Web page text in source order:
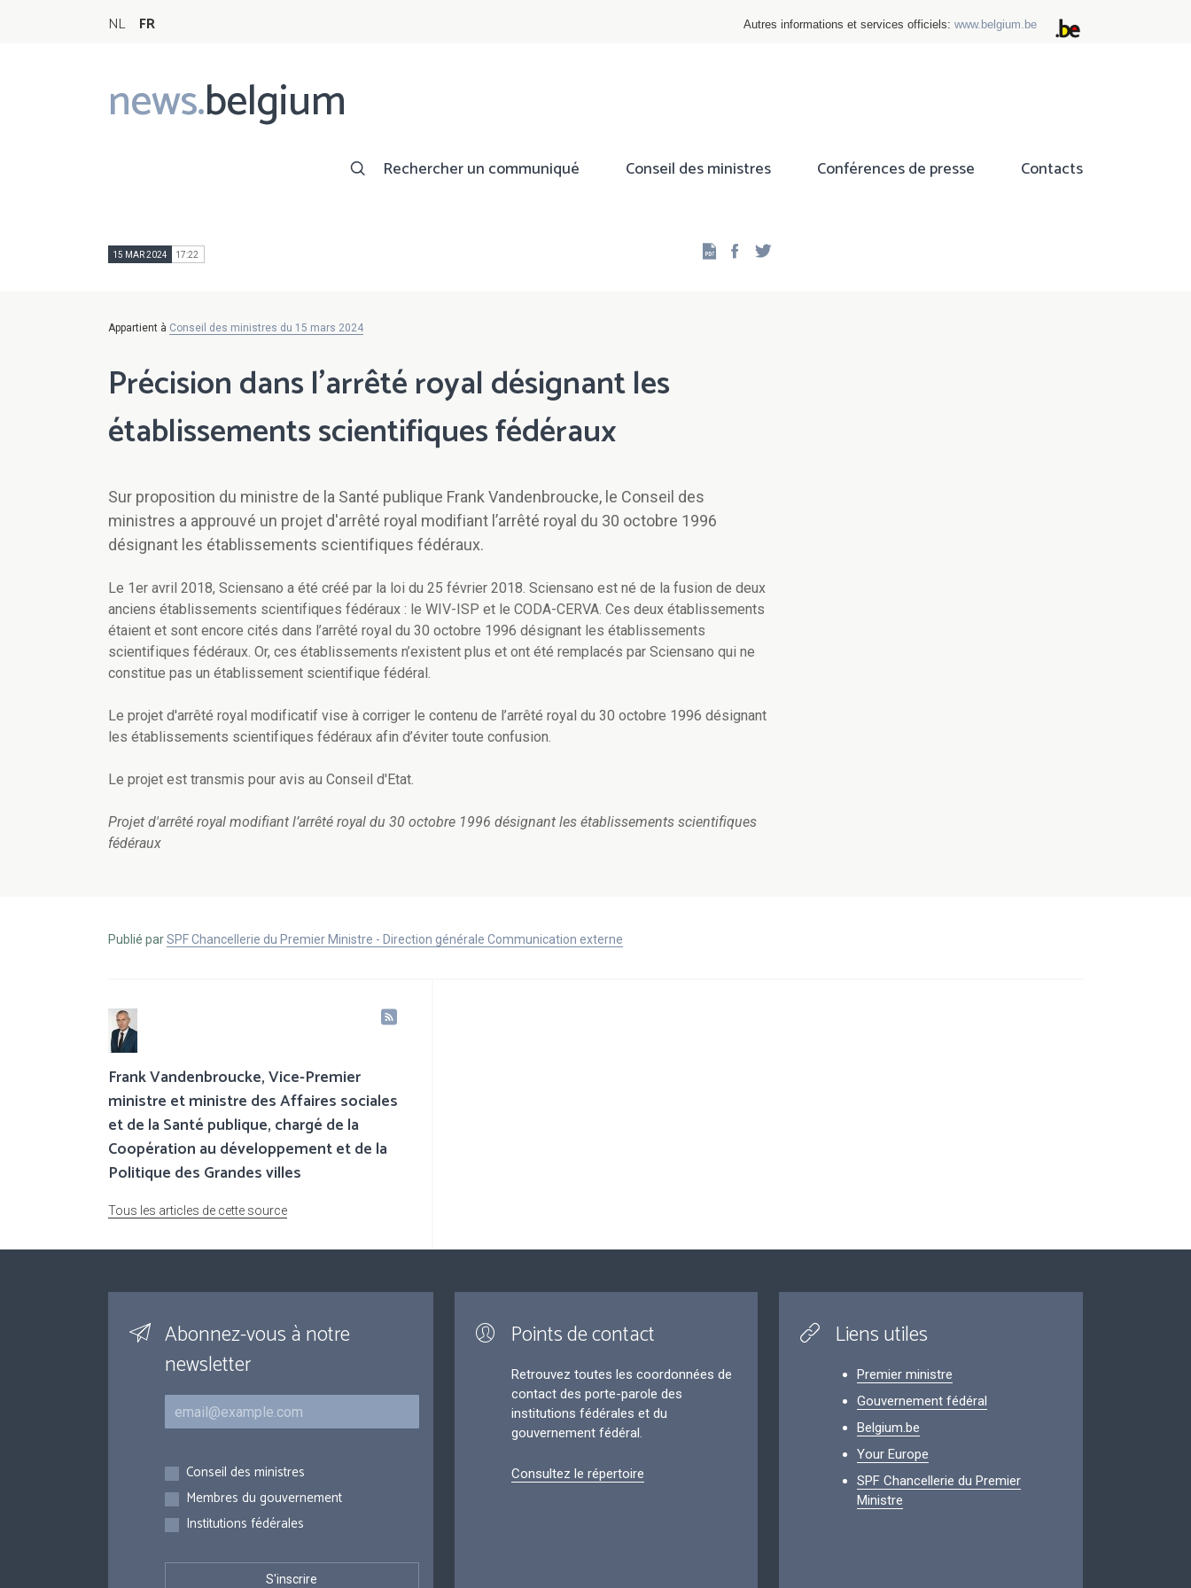
NL FR Autres informations et services officiels: www.belgium.be
news.belgium
Main
navigation
Rechercher un communiqué Conseil des ministres Conférences de presse Contacts
15 MAR 2024 17:22 Facebook
Appartient à Conseil des ministres du 15 mars 2024
Précision dans l'arrêté royal désignant les
établissements scientifiques fédéraux
Sur proposition du ministre de la Santé publique Frank Vandenbroucke, le Conseil des
ministres a approuvé un projet d'arrêté royal modifiant l’arrêté royal du 30 octobre 1996
désignant les établissements scientifiques fédéraux.
Le 1er avril 2018, Sciensano a été créé par la loi du 25 février 2018. Sciensano est né de la fusion de deux
anciens établissements scientifiques fédéraux : le WIV-ISP et le CODA-CERVA. Ces deux établissements
étaient et sont encore cités dans l’arrêté royal du 30 octobre 1996 désignant les établissements
scientifiques fédéraux. Or, ces établissements n’existent plus et ont été remplacés par Sciensano qui ne
constitue pas un établissement scientifique fédéral.
Le projet d'arrêté royal modificatif vise à corriger le contenu de l’arrêté royal du 30 octobre 1996 désignant
les établissements scientifiques fédéraux afin d’éviter toute confusion.
Le projet est transmis pour avis au Conseil d'Etat.
Projet d'arrêté royal modifiant l’arrêté royal du 30 octobre 1996 désignant les établissements scientifiques
fédéraux
Publié parSPF Chancellerie du Premier Ministre - Direction générale Communication externe
Frank Vandenbroucke, Vice-Premier
ministre et ministre des Affaires sociales
et de la Santé publique, chargé de la
Coopération au développement et de la
Politique des Grandes villes
Tous les articles de cette source
Abonnez-vous à notre
newsletter
Courriel
Inscriptions
Conseil des ministres
Membres du gouvernement
Institutions fédérales
Points de contact
Retrouvez toutes les coordonnées de
contact des porte-parole des
institutions fédérales et du
gouvernement fédéral.
Consultez le répertoire
Liens utiles
Premier ministre
Gouvernement fédéral
Belgium.be
Your Europe
SPF Chancellerie du Premier
Ministre